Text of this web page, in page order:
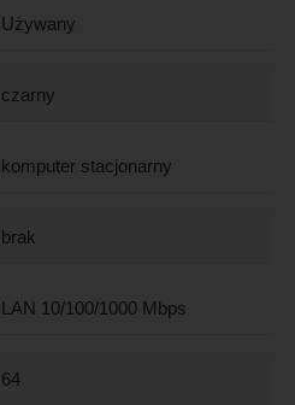
Używany
czarny
komputer stacjonarny
brak
LAN 10/100/1000 Mbps
64